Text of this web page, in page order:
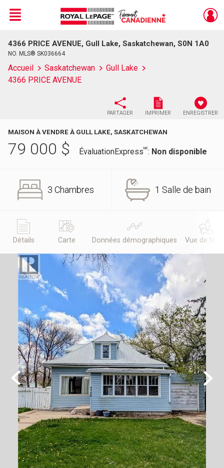
Live
En Direct
Menu
4366 PRICE AVENUE, Gull Lake, Saskatchewan, S0N 1A0
NO. MLS® SK036664
Accueil Saskatchewan
Gull Lake
4366 PRICE AVENUE
PARTAGER IMPRIMER ENREGISTRER
MAISON À VENDRE À GULL LAKE, SASKATCHEWAN
79 000 $ ÉvaluationExpressMC: Non disponible
3 Chambres 1 Salle de bain
Détails Carte Données démographiques Vue de la
Previous Next